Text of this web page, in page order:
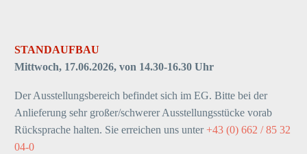
STANDAUFBAU
Mittwoch, 17.06.2026, von 14.30-16.30 Uhr
Der Ausstellungsbereich befindet sich im EG. Bitte bei der
Anlieferung sehr großer/schwerer Ausstellungsstücke vorab
Rücksprache halten. Sie erreichen uns unter+43 (0) 662 / 85 32
04-0